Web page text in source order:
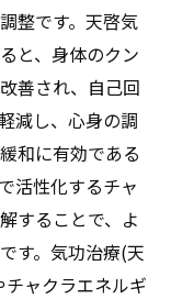
整です。天啓気
と、身体のクン
善され、自己回
減し、心身の調
和に有効である
活性化するチャ
することで、よ
す。気功治療(天
ャクラエネルギ